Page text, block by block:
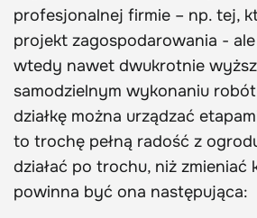
profesjonalnej firmie – np. tej,
projekt zagospodarowania -
wtedy nawet dwukrotnie
samodzielnym wykonaniu
działkę można urządzać
to trochę pełną radość z
działać po trochu, niż zmieniać
powinna być ona następująca: